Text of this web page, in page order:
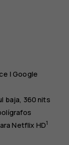
| Google
baja, 360 nits
Netflix HD1